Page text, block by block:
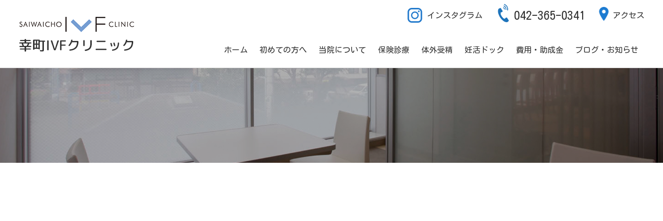
インスタグラム 042-365-0341 アクセス
ホーム 初めての方へ 当院について 保険診療 体外受精 妊活ドック 費用・助成金 ブログ・お知らせ